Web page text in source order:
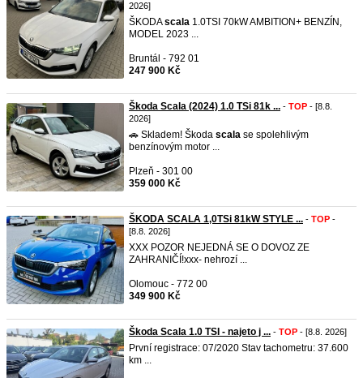
2026]
ŠKODAscala 1.0TSI 70kW AMBITION+ BENZÍN,
MODEL 2023 ...
Bruntál - 792 01
247 900 Kč
Škoda Scala (2024) 1.0 TSi 81k ... - TOP - [8.8.
2026]
🚗 Skladem! Škoda scala se spolehlivým
benzínovým motor ...
Plzeň - 301 00
359 000 Kč
ŠKODA SCALA 1,0TSi 81kW STYLE ... - TOP -
[8.8. 2026]
XXX POZOR NEJEDNÁ SE O DOVOZ ZE
ZAHRANIČÍ!xxx- nehrozí ...
Olomouc - 772 00
349 900 Kč
Škoda Scala 1.0 TSI - najeto j ... - TOP - [8.8. 2026]
První registrace: 07/2020 Stav tachometru: 37.600
km ...